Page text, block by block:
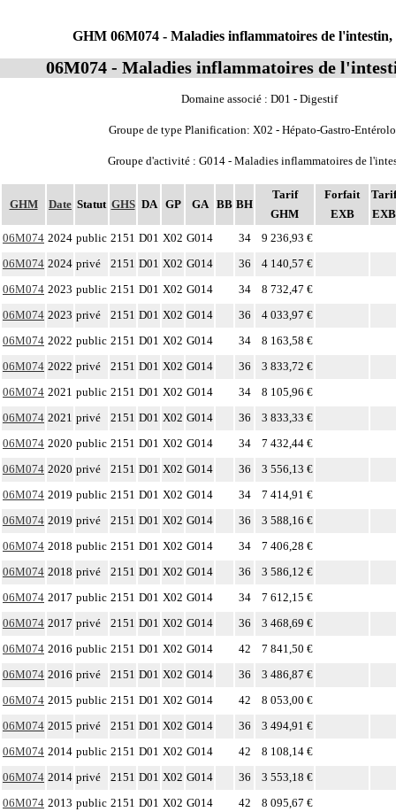
GHM Date Statut GHS DA GP GA BB BH
Tarif
GHM
Forfait
EXB
Tarif
EXB
06M074 2024 public 2151 D01 X02 G014 34
9 236,93 €
06M074 2024 privé 2151 D01 X02 G014 36
4 140,57 €
06M074 2023 public 2151 D01 X02 G014 34
8 732,47 €
06M074 2023 privé 2151 D01 X02 G014 36
4 033,97 €
06M074 2022 public 2151 D01 X02 G014 34
8 163,58 €
06M074 2022 privé 2151 D01 X02 G014 36
3 833,72 €
06M074 2021 public 2151 D01 X02 G014 34
8 105,96 €
06M074 2021 privé 2151 D01 X02 G014 36
3 833,33 €
06M074 2020 public 2151 D01 X02 G014 34
7 432,44 €
06M074 2020 privé 2151 D01 X02 G014 36
3 556,13 €
06M074 2019 public 2151 D01 X02 G014 34
7 414,91 €
06M074 2019 privé 2151 D01 X02 G014 36
3 588,16 €
06M074 2018 public 2151 D01 X02 G014 34
7 406,28 €
06M074 2018 privé 2151 D01 X02 G014 36
3 586,12 €
06M074 2017 public 2151 D01 X02 G014 34
7 612,15 €
06M074 2017 privé 2151 D01 X02 G014 36
3 468,69 €
06M074 2016 public 2151 D01 X02 G014 42
7 841,50 €
06M074 2016 privé 2151 D01 X02 G014 36
3 486,87 €
06M074 2015 public 2151 D01 X02 G014 42
8 053,00 €
06M074 2015 privé 2151 D01 X02 G014 36
3 494,91 €
06M074 2014 public 2151 D01 X02 G014 42
8 108,14 €
06M074 2014 privé 2151 D01 X02 G014 36
3 553,18 €
06M074 2013 public 2151 D01 X02 G014 42
8 095,67 €
GHM 06M074 - Maladies inflammatoires de l'intestin,
06M074 - Maladies inflammatoires de
Domaine associé : D01 - Digestif
Groupe de type Planification: X02 - Hépato-Gastro-
Groupe d'activité : G014 - Maladies inflammatoires de